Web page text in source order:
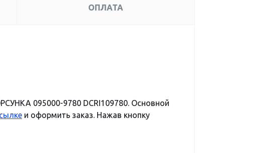
ОПЛАТА
095000-9780 DCRI109780. Основной
и оформить заказ. Нажав кнопку